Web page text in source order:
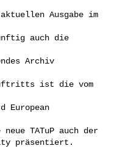
Ausgabe im
auch die
Archiv
ist die vom
European
TATuP auch der
präsentiert.